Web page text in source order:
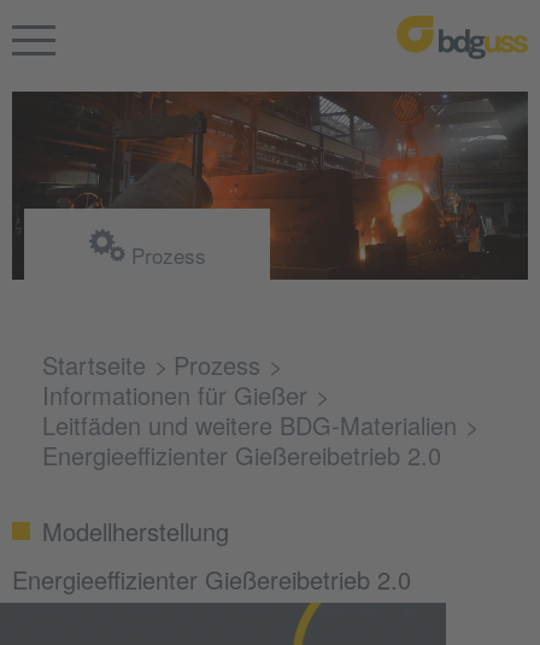
Prozess
Startseite
Prozess
Informationen für Gießer
Leitfäden und weitere BDG-Materialien
Energieeffizienter Gießereibetrieb 2.0
Modellherstellung
Energieeffizienter Gießereibetrieb 2.0